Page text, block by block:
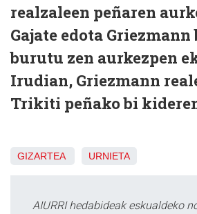
realzaleen peñaren
Gajate edota
burutu zen aurkezpen
Irudian, Griezmann
Trikiti peñako bi
GIZARTEA URNIETA
AIURRI hedabideak eskualdeko